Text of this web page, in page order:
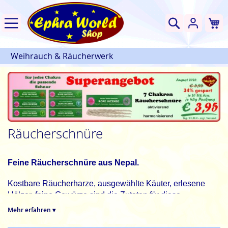
Suche
Weihrauch & Räucherwerk
Räucherschnüre
Feine Räucherschnüre aus Nepal.
Kostbare Räucherharze, ausgewählte Käuter, erlesene
Hölzer, feine Gewürze sind die Zutaten für diese
Räucherschnüre. Viele Pflanzen arbeiten für unseren
Mehr erfahren ▾